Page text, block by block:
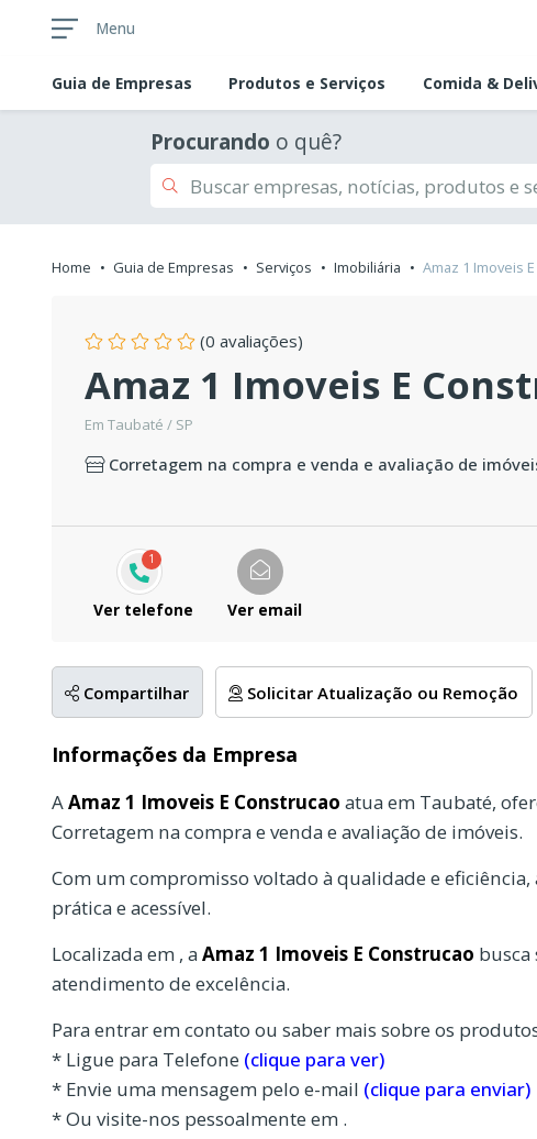
Menu
Guia de Empresas Produtos e Serviços Comida &
Procurando o quê?
Home Guia de Empresas Serviços Imobiliária Amaz 1 Imoveis
(0 avaliações)
Amaz 1 Imoveis E
Em Taubaté / SP
Corretagem na compra e venda e avaliação de
1
Ver telefone Ver email
Compartilhar Solicitar Atualização ou Remoção
Informações da Empresa
AAmaz 1 Imoveis E Construcao atua em Taubaté,
Corretagem na compra e venda e avaliação de imóveis.
Com um compromisso voltado à qualidade e
prática e acessível.
Localizada em , a Amaz 1 Imoveis E Construcao busca
atendimento de excelência.
Para entrar em contato ou saber mais sobre os
* Ligue para Telefone (clique para ver)
* Envie uma mensagem pelo e-mail (clique para enviar)
* Ou visite-nos pessoalmente em .